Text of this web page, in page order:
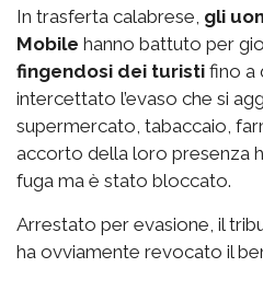
In trasferta calabrese, gli
Mobile hanno battuto per
fingendosi dei turisti fino a
intercettato l’evaso che si
supermercato, tabaccaio,
accorto della loro presenza
fuga ma è stato bloccato.
Arrestato per evasione, il
ha ovviamente revocato il